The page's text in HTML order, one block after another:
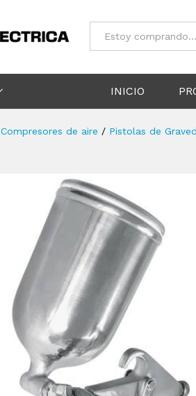
Todos
INICIO
Compresores de aire / Pistolas de